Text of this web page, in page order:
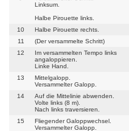
Linksum.
Halbe Pirouette links.
10
Halbe Pirouette rechts.
11
(Der versammelte Schritt)
12
Im versammelten Tempo links
angaloppieren.
Linke Hand.
13
Mittelgalopp.
Versammelter Galopp.
14
Auf die Mittelinie abwenden.
Volte links (8 m).
Nach links traversieren.
15
Fliegender Galoppwechsel.
Versammelter Galopp.